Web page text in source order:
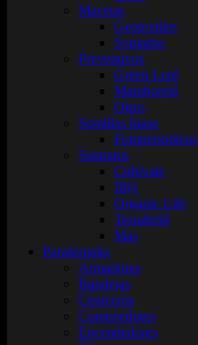
Macetas
Geotextiles
Sopladas
Preventivos
Green Leaf
Mamboretá
Otros
Semillas Inase
Fotoperiodicas
Sustratos
Cultivate
Jiffy
Organic Life
Terrafertil
Mas
Parafernalia
Armadores
Bandejas
Ceniceros
Contenedores
Encendedores